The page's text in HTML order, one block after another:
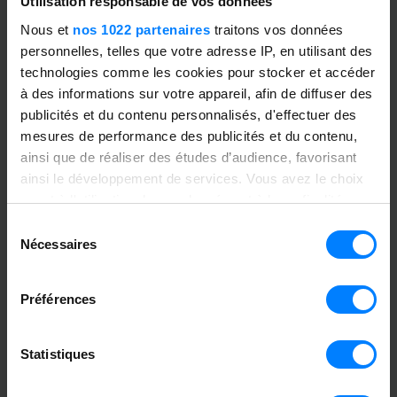
Nous et nos 1022 partenaires traitons vos données
personnelles, telles que votre adresse IP, en utilisant des
technologies comme les cookies pour stocker et accéder
à des informations sur votre appareil, afin de diffuser des
publicités et du contenu personnalisés, d'effectuer des
mesures de performance des publicités et du contenu,
ainsi que de réaliser des études d’audience, favorisant
ainsi le développement de services. Vous avez le choix
quant à l'utilisation de vos données et à leurs finalités.
tout moment en consultant la Déclaration relative aux
cookies ou en cliquant sur l'icône de confidentialité.
Si vous le permettez, nous aimerions également :
géographique qui peuvent être précises à plusieurs
Nécessaires
Préférences
Statistiques
test adapté à vos métiers et à vos
modules spécifiques.
Avec Sage ATP, vous capitalisez sur
des tests automatisés, traçables et
enrichissables, facilitant l’archivage, le
suivi des évolutions et l’amélioration
continue de votre ERP.
pour votre entreprise.